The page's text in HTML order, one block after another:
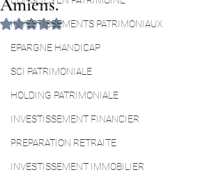
INVESTISSEMENTS PATRIMONIAUX
EPARGNE HANDICAP
SCI PATRIMONIALE
HOLDING PATRIMONIALE
INVESTISSEMENT FINANCIER
PREPARATION RETRAITE
INVESTISSEMENT IMMOBILIER
Amiens.
Noté NaN étoiles sur 5.